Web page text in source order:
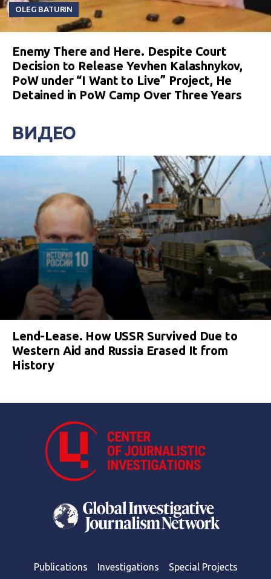
OLEG BATURIN
Enemy There and Here. Despite Court
Decision to Release Yevhen Kalashnykov,
PoW under “I Want to Live” Project, He
Detained in PoW Camp Over Three Years
ВИДЕО
Lend-Lease. How USSR Survived Due to
Western Aid and Russia Erased It from
History
Publications Investigations Special Projects